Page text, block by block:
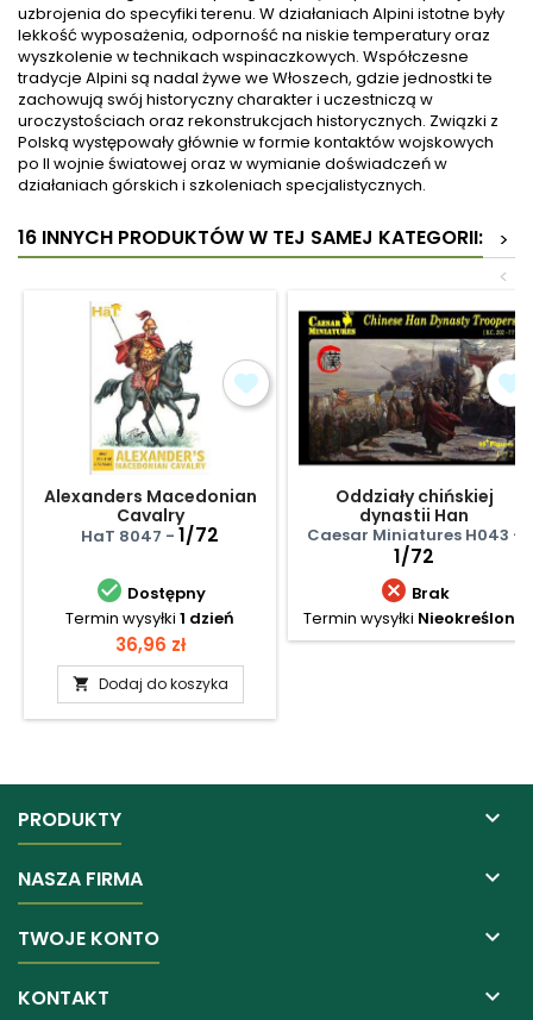
uzbrojenia do specyfiki terenu. W działaniach Alpini istotne były
lekkość wyposażenia, odporność na niskie temperatury oraz
wyszkolenie w technikach wspinaczkowych. Współczesne
tradycje Alpini są nadal żywe we Włoszech, gdzie jednostki te
zachowują swój historyczny charakter i uczestniczą w
uroczystościach oraz rekonstrukcjach historycznych. Związki z
Polską występowały głównie w formie kontaktów wojskowych
po II wojnie światowej oraz w wymianie doświadczeń w
działaniach górskich i szkoleniach specjalistycznych.
16 INNYCH PRODUKTÓW W TEJ SAMEJ KATEGORII:
>
<
Alexanders Macedonian
Cavalry
HaT 8047 - 1/72
 Dostępny
Termin wysyłki 1 dzień
Cena
36,96 zł
 Dodaj do koszyka
Oddziały chińskiej
dynastii Han
Caesar Miniatures H043 -
1/72
 Brak
Termin wysyłki Nieokreślony
PRODUKTY 
NASZA FIRMA 
TWOJE KONTO 
KONTAKT 